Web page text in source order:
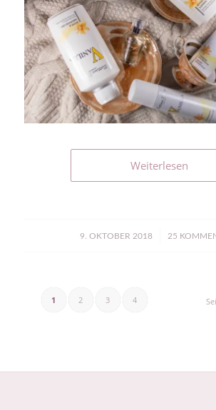
Weiterlesen
9. OKTOBER 2018
/ 25
1 2 3 4